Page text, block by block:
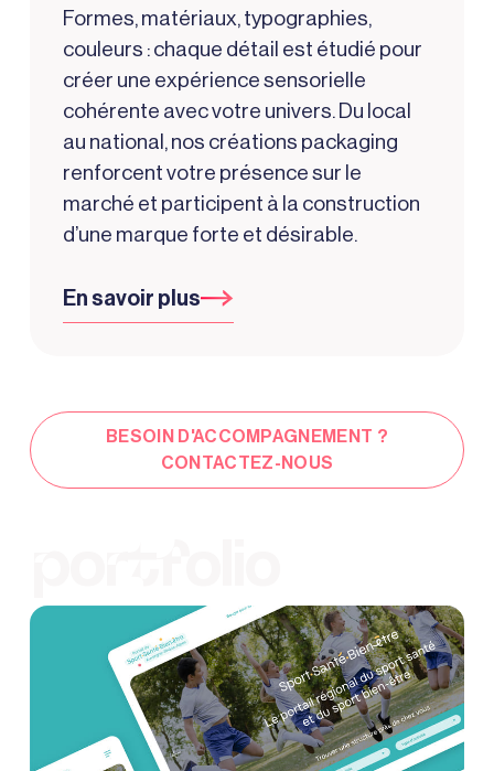
Formes, matériaux, typographies,
couleurs : chaque détail est étudié pour
créer une expérience sensorielle
cohérente avec votre univers. Du local
au national, nos créations packaging
renforcent votre présence sur le
marché et participent à la construction
d’une marque forte et désirable.
En savoir plus
BESOIN D'ACCOMPAGNEMENT ?
CONTACTEZ-NOUS